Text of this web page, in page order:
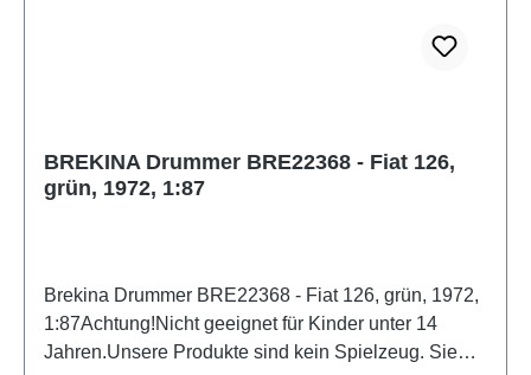
BREKINA Drummer BRE22368 - Fiat 126,
grün, 1972, 1:87
Brekina Drummer BRE22368 - Fiat 126, grün, 1972,
1:87Achtung!Nicht geeignet für Kinder unter 14
Jahren.Unsere Produkte sind kein Spielzeug. Sie